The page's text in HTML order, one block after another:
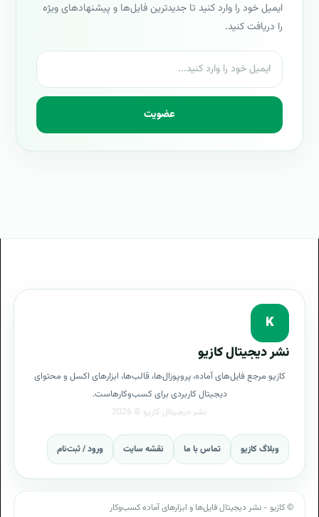
ایمیل خود را وارد کنید تا جدیدترین فایل‌ها و پیشنهادهای ویژه
را دریافت کنید.
عضویت
K
نشر دیجیتال کازیو
کازیو مرجع فایل‌های آماده، پروپوزال‌ها، قالب‌ها، ابزارهای اکسل و محتوای
دیجیتال کاربردی برای کسب‌وکارهاست.
وبلاگ کازیو تماس با ما نقشه سایت ورود / ثبت‌نام
© کازیو - نشر دیجیتال فایل‌ها و ابزارهای آماده کسب‌وکار